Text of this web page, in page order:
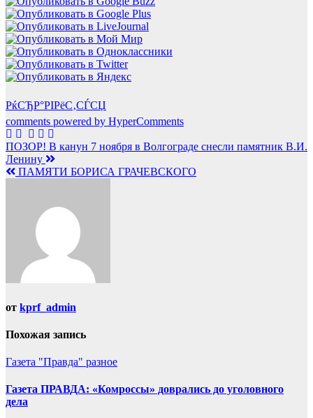
РќСЂР°РІРёС‚СЃСЏ
comments powered by HyperComments
Навигация
по
ПОЗОР! В канун 7 ноября в Волгограде снесли памятник В.И.
Ленину
ПАМЯТИ БОРИСА ГРАЧЕВСКОГО
от kprf_admin
Похожая запись
Газета "Правда" разное
Газета ПРАВДА: «Комроссы» доврались до уголовного
дела